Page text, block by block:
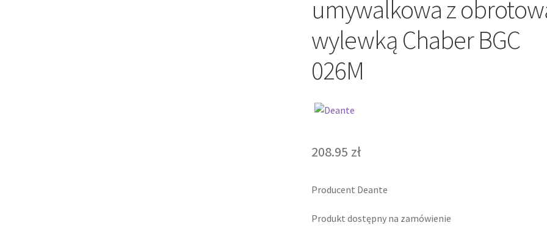
umywalkowa z
wylewką Chaber BGC
026M
208.95 zł
Producent Deante
Produkt dostępny na zamówienie